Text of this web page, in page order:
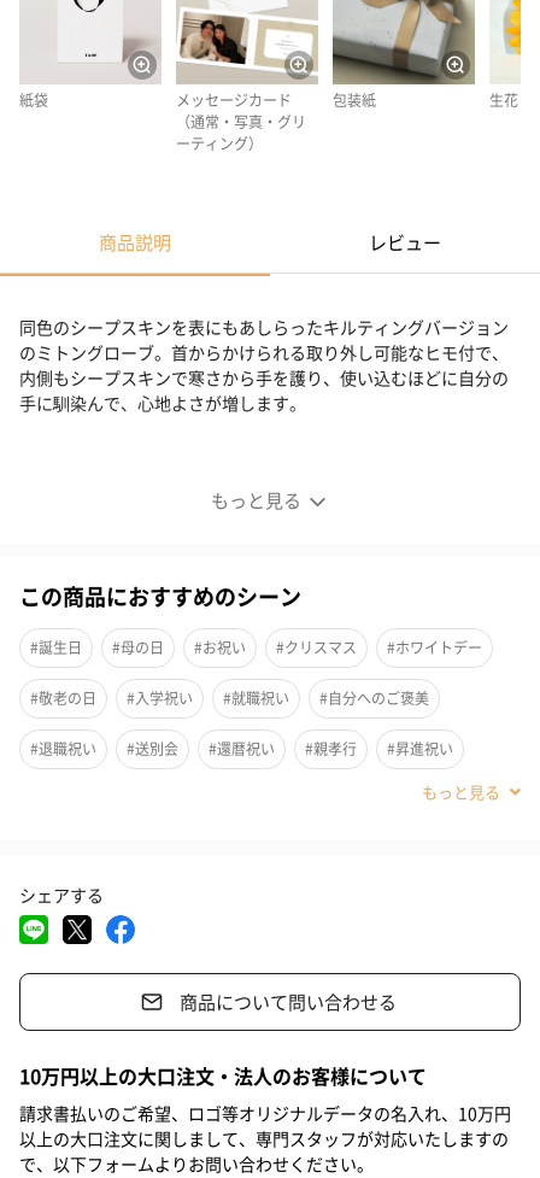
紙袋
メッセージカード
（通常・写真・グリ
ーティング）
包装紙 生花
商品説明 レビュー
もっと見る
同色のシープスキンを表にもあしらったキルティングバージョン
のミトングローブ。首からかけられる取り外し可能なヒモ付で、
内側もシープスキンで寒さから手を護り、使い込むほどに自分の
手に馴染んで、心地よさが増します。
ジョンのミトングローブ。首からかけられる取り外し可能なヒモ
付で、内側もムートンで寒さから手を護ってくれます。XS/Sサイ
ズ、M/Lサイズの2サイズ展開。
この商品におすすめのシーン
#誕生日 #母の日 #お祝い #クリスマス #ホワイトデー
#敬老の日 #入学祝い #就職祝い #自分へのご褒美
#退職祝い #送別会 #還暦祝い #親孝行 #昇進祝い
#姪 #娘
#祖母 #母親
#20代前半 #20代後半 #30代 #40代
シェアする
商品について問い合わせる
10万円以上の大口注文・法人のお客様について
請求書払いのご希望、ロゴ等オリジナルデータの名入れ、10万円
以上の大口注文に関しまして、専門スタッフが対応いたしますの
で、以下フォームよりお問い合わせください。